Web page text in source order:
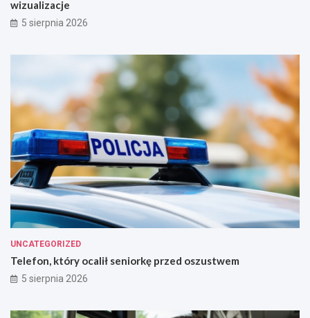
wizualizacje
5 sierpnia 2026
UNCATEGORIZED
Telefon, który ocalił seniorkę przed oszustwem
5 sierpnia 2026